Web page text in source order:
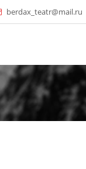
berdax_teatr@mail.ru